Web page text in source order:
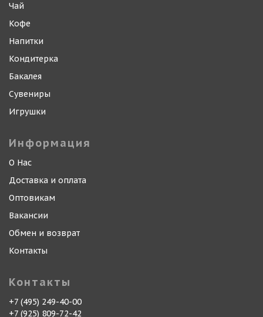
Чай
Кофе
Напитки
Кондитерка
Бакалея
Сувениры
Игрушки
Информация
О Нас
Доставка и оплата
Оптовикам
Вакансии
Обмен и возврат
Контакты
Контакты
+7 (495) 249-40-00
+7 (925) 809-72-42